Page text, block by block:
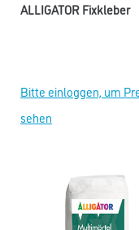
ALLIGATOR Fixkleber
Bitte einloggen, um
sehen